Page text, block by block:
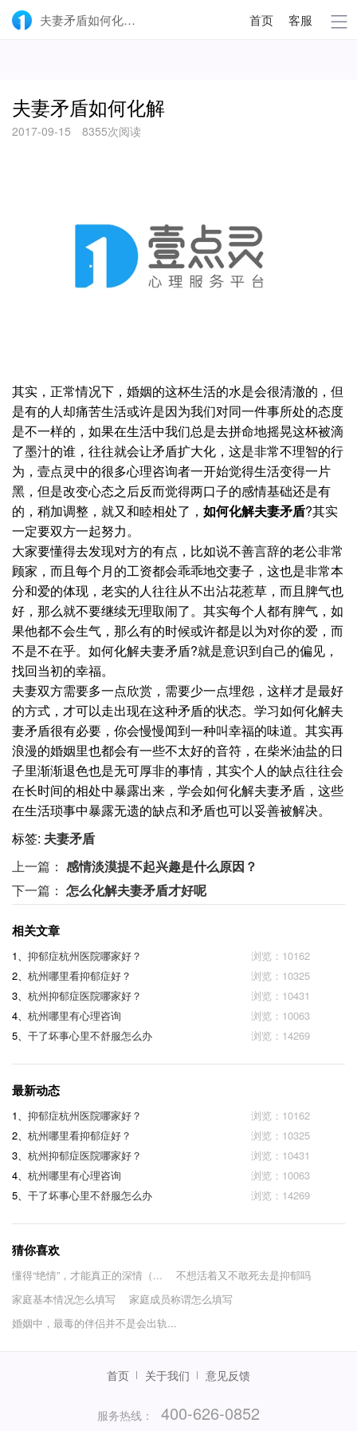
夫妻矛盾如何化解-壹点灵 首页 客服
夫妻矛盾如何化解
2017-09-15 8355次阅读
其实，正常情况下，婚姻的这杯生活的水是会很清澈的，但
是有的人却痛苦生活或许是因为我们对同一件事所处的态度
是不一样的，如果在生活中我们总是去拼命地摇晃这杯被滴
了墨汁的谁，往往就会让矛盾扩大化，这是非常不理智的行
为，壹点灵中的很多心理咨询者一开始觉得生活变得一片
黑，但是改变心态之后反而觉得两口子的感情基础还是有
的，稍加调整，就又和睦相处了， 如何化解夫妻矛盾?其实
一定要双方一起努力。
大家要懂得去发现对方的有点，比如说不善言辞的老公非常
顾家，而且每个月的工资都会乖乖地交妻子，这也是非常本
分和爱的体现，老实的人往往从不出沾花惹草，而且脾气也
好，那么就不要继续无理取闹了。其实每个人都有脾气，如
果他都不会生气，那么有的时候或许都是以为对你的爱，而
不是不在乎。如何化解夫妻矛盾?就是意识到自己的偏见，
找回当初的幸福。
夫妻双方需要多一点欣赏，需要少一点埋怨，这样才是最好
的方式，才可以走出现在这种矛盾的状态。学习如何化解夫
妻矛盾很有必要，你会慢慢闻到一种叫幸福的味道。其实再
浪漫的婚姻里也都会有一些不太好的音符，在柴米油盐的日
子里渐渐退色也是无可厚非的事情，其实个人的缺点往往会
在长时间的相处中暴露出来，学会如何化解夫妻矛盾，这些
在生活琐事中暴露无遗的缺点和矛盾也可以妥善被解决。
标签: 夫妻矛盾
上一篇： 感情淡漠提不起兴趣是什么原因？
下一篇： 怎么化解夫妻矛盾才好呢
相关文章
1、 抑郁症杭州医院哪家好？
浏览：10162
2、 杭州哪里看抑郁症好？
浏览：10325
3、 杭州抑郁症医院哪家好？
浏览：10431
4、 杭州哪里有心理咨询
浏览：10063
5、 干了坏事心里不舒服怎么办 浏览：14269
最新动态
1、 抑郁症杭州医院哪家好？
浏览：10162
2、 杭州哪里看抑郁症好？
浏览：10325
3、 杭州抑郁症医院哪家好？
浏览：10431
4、 杭州哪里有心理咨询
浏览：10063
5、 干了坏事心里不舒服怎么办 浏览：14269
猜你喜欢
懂得“绝情”，才能真正的深情（...
不想活着又不敢死去是抑郁吗
家庭基本情况怎么填写
家庭成员称谓怎么填写
婚姻中，最毒的伴侣并不是会出轨...
首页 关于我们 意见反馈
服务热线： 400-626-0852